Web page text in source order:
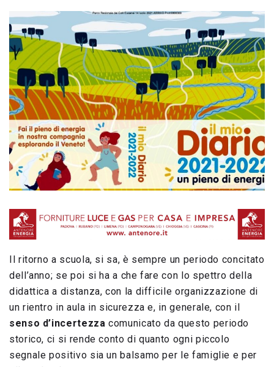
Il ritorno a scuola, si sa, è sempre un periodo concitato
dell’anno; se poi si ha a che fare con lo spettro della
didattica a distanza, con la difficile organizzazione di
un rientro in aula in sicurezza e, in generale, con il
senso d’incertezzacomunicato da questo periodo
storico, ci si rende conto di quanto ogni piccolo
segnale positivo sia un balsamo per le famiglie e per